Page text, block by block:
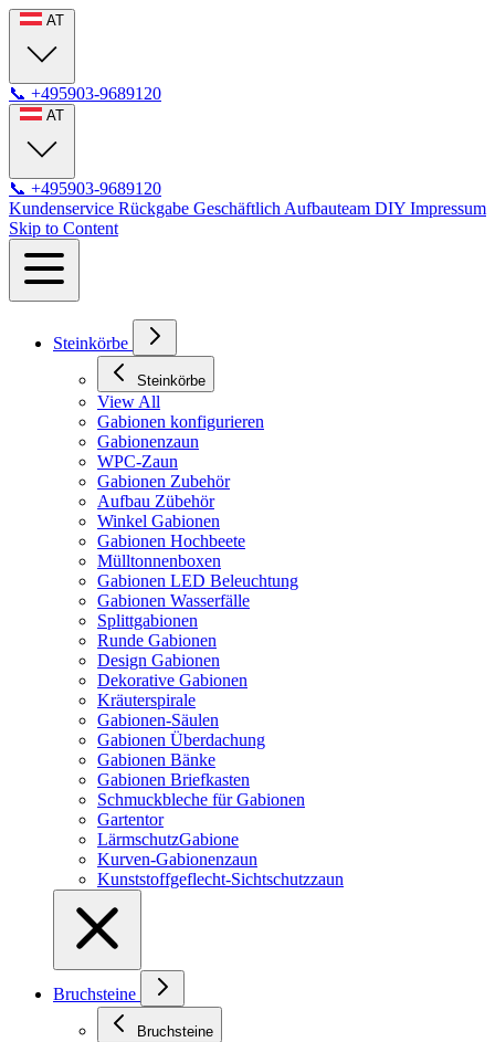
AT
📞 +495903-9689120
AT
📞 +495903-9689120
Kundenservice Rückgabe Geschäftlich Aufbauteam DIY Impressum
Skip to Content
Steinkörbe
Steinkörbe
View All
Gabionen konfigurieren
Gabionenzaun
WPC-Zaun
Gabionen Zubehör
Aufbau Zübehör
Winkel Gabionen
Gabionen Hochbeete
Mülltonnenboxen
Gabionen LED Beleuchtung
Gabionen Wasserfälle
Splittgabionen
Runde Gabionen
Design Gabionen
Dekorative Gabionen
Kräuterspirale
Gabionen-Säulen
Gabionen Überdachung
Gabionen Bänke
Gabionen Briefkasten
Schmuckbleche für Gabionen
Gartentor
LärmschutzGabione
Kurven-Gabionenzaun
Kunststoffgeflecht-Sichtschutzzaun
Bruchsteine
Bruchsteine